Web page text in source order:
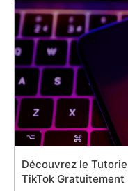
Découvrez le
TikTok Gratuitement